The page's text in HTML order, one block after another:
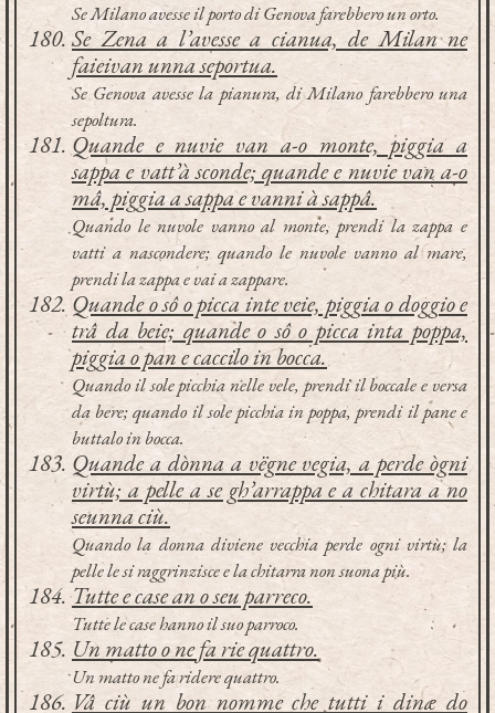
Se Milano avesse il porto di Genova farebbero un orto.
Se Zena a l’avesse a cianua, de Milan ne
faieivan unna seportua.
Se Genova avesse la pianura, di Milano farebbero una
sepoltura.
Quande e nuvie van a-o monte, piggia a
sappa e vatt’à sconde; quande e nuvie van a-o
mâ, piggia a sappa e vanni à sappâ.
Quando le nuvole vanno al monte, prendi la zappa e
vatti a nascondere; quando le nuvole vanno al mare,
prendi la zappa e vai a zappare.
Quande o sô o picca inte veie, piggia o doggio e
trâ da beie; quande o sô o picca inta poppa,
piggia o pan e caccilo in bocca.
Quando il sole picchia nelle vele, prendi il boccale e versa
da bere; quando il sole picchia in poppa, prendi il pane e
buttalo in bocca.
Quande a dònna a vëgne vegia, a perde ògni
virtù; a pelle a se gh’arrappa e a chitara a no
seunna ciù.
Quando la donna diviene vecchia perde ogni virtù; la
pelle le si raggrinzisce e la chitarra non suona più.
Tutte e case an o seu parreco.
Tutte le case hanno il suo parroco.
Un matto o ne fa rie quattro.
Un matto ne fa ridere quattro.
Vâ ciù un bon nomme che tutti i dinæ do